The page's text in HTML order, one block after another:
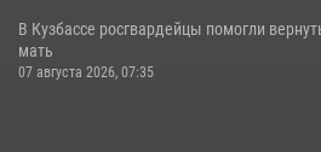
В Кузбассе росгвардейцы помогли
мать
07 августа 2026, 07:35